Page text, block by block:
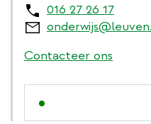
016 27 26 17
Contacteer ons